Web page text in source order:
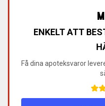
ENKELT ATT
Få dina apoteksvaror